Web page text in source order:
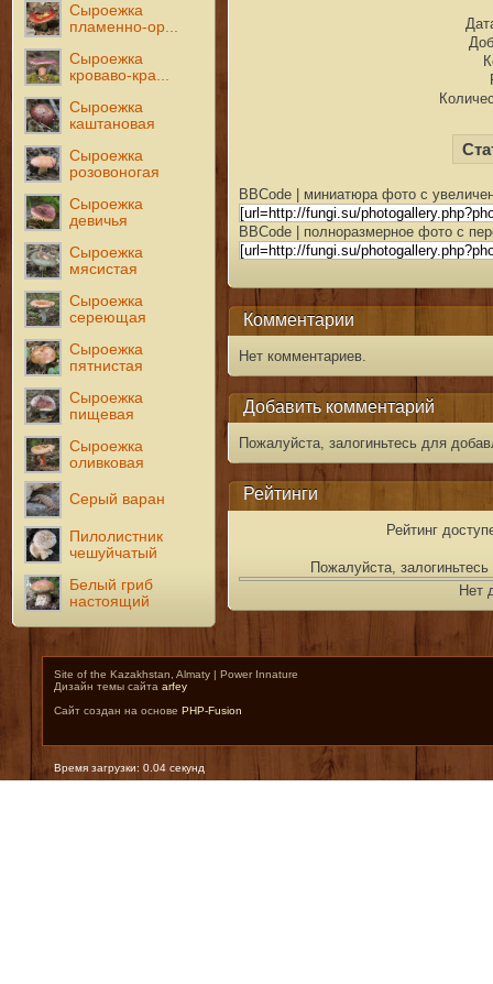
Сыроежка
пламенно-ор...
Сыроежка
кроваво-кра...
Сыроежка
каштановая
Сыроежка
розовоногая
Сыроежка
девичья
Сыроежка
мясистая
Сыроежка
сереющая
Сыроежка
пятнистая
Сыроежка
пищевая
Сыроежка
оливковая
Серый варан
Пилолистник
чешуйчатый
Белый гриб
настоящий
BBCode | миниатюра фото с
BBCode | полноразмерное фото с
Комментарии
Нет комментариев.
Добавить комментарий
Пожалуйста, залогиньтесь для
Рейтинги
Рейтинг
Пожалуйста,
Нет
Site of the Kazakhstan, Almaty | Power Innature
Дизайн темы сайта arfey
Сайт создан на основе PHP-Fusion
Время загрузки: 0.04 секунд